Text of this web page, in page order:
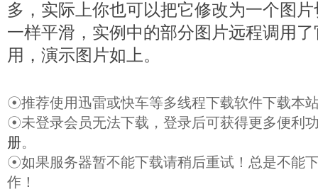
多，实际上你也可以把它修改为一个图
一样平滑，实例中的部分图片远程调用
用，演示图片如上。
☉推荐使用迅雷或快车等多线程下载软件下载本
☉未登录会员无法下载，登录后可获得更多便利
册。
☉如果服务器暂不能下载请稍后重试！总是不能
作！